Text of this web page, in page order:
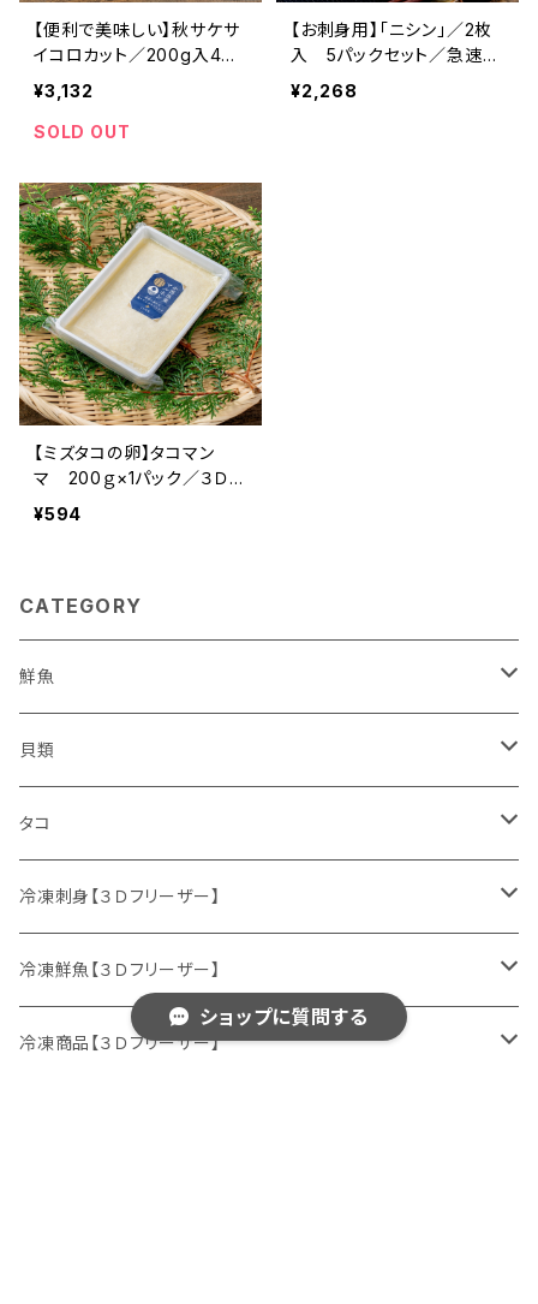
【便利で美味しい】秋サケサ
イコロカット／200g入4パ
ック（３Ｄ冷凍）
¥3,132
SOLD OUT
【お刺身用】「ニシン」／2枚
入 5パックセット／急速凍
結
¥2,268
【ミズタコの卵】タコマン
マ 200ｇ×1パック／３Ｄ冷
凍
¥594
CATEGORY
鮮魚
鮮魚セット
サケ
サクラマス
特別セット
マダラ
貝類
ホタテ
カキ
タコ
ミズダコ
冷凍刺身【３Ｄフリーザー】
ニシン
刺身セット
冷凍鮮魚【３Ｄフリーザー】
鮮魚セット
冷凍商品【３Ｄフリーザー】
ショップに質問する